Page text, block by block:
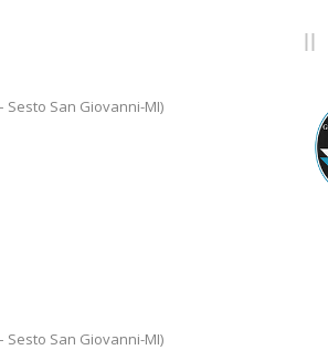
Sesto San Giovanni-MI)
Sesto San Giovanni-MI)